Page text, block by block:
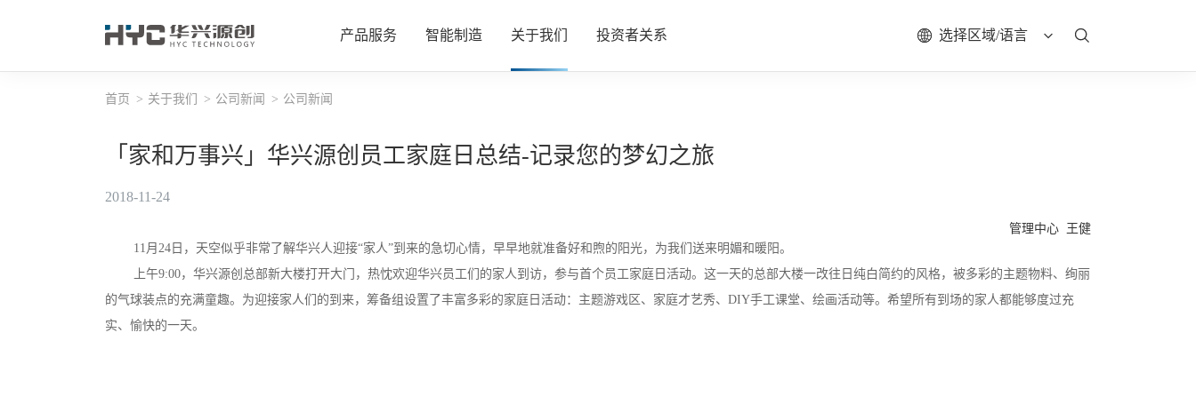
产品服务
汽车事业部（EVE）
智能制造 关于我们
联系我们
投资者关系 选择区域/语言
首页 关于我们 公司新闻 公司新闻
「家和万事兴」华兴源创员工家庭日总结-记录您的梦幻之旅
2018-11-24
管理中心 王健
11月24日，天空似乎非常了解华兴人迎接“家人”到来的急切心情，早早地就准备好和煦的阳光，为我们送来明媚和暖阳。
上午9:00，华兴源创总部新大楼打开大门，热忱欢迎华兴员工们的家人到访，参与首个员工家庭日活动。这一天的总部大楼一改往日纯白简约的风格，被多彩的主题物料、绚丽
的气球装点的充满童趣。为迎接家人们的到来，筹备组设置了丰富多彩的家庭日活动：主题游戏区、家庭才艺秀、DIY手工课堂、绘画活动等。希望所有到场的家人都能够度过充
实、愉快的一天。